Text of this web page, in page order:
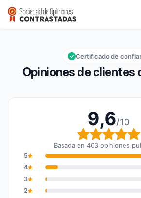
Krosfou
Calificación global: 9,6 de 10
9,6/10
Opiniones de clientes
Certificado de
9,6/10
Basada en 403 opiniones
5
4
3
2